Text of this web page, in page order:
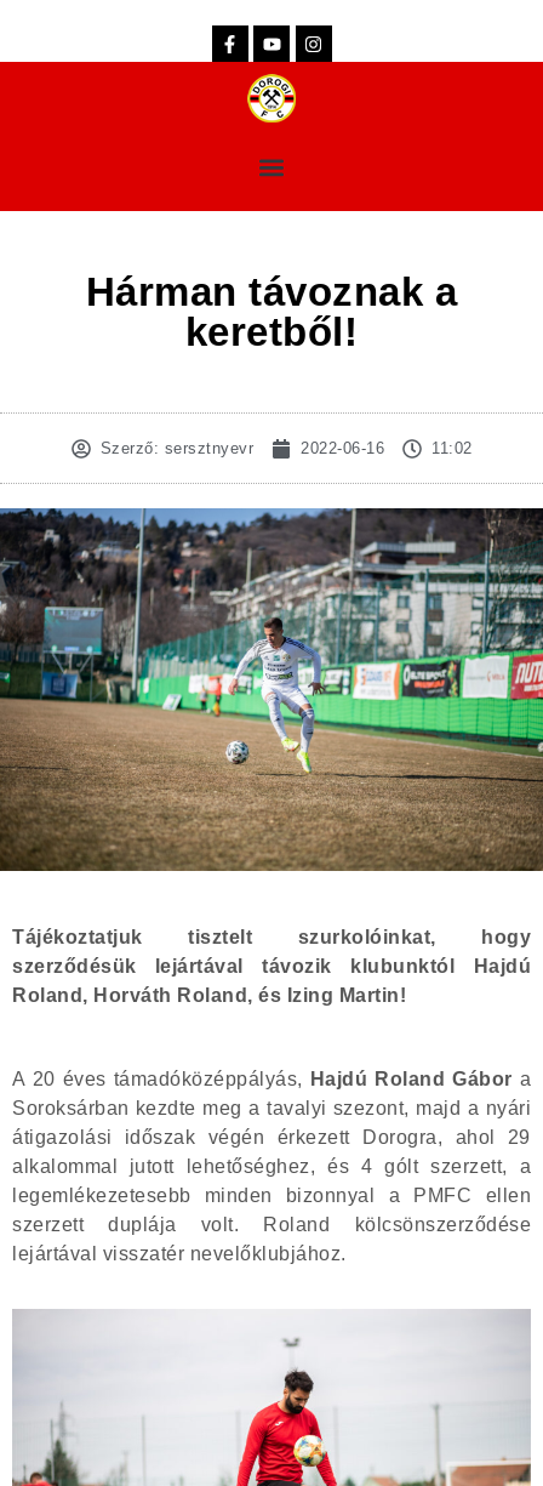
Hárman távoznak a
keretből!
Szerző: sersztnyevr 2022-06-16 11:02
Tájékoztatjuk tisztelt szurkolóinkat, hogy
szerződésük lejártával távozik klubunktól Hajdú
Roland, Horváth Roland, és Izing Martin!
A 20 éves támadóközéppályás, Hajdú Roland Gábor a
Soroksárban kezdte meg a tavalyi szezont, majd a nyári
átigazolási időszak végén érkezett Dorogra, ahol 29
alkalommal jutott lehetőséghez, és 4 gólt szerzett, a
legemlékezetesebb minden bizonnyal a PMFC ellen
szerzett duplája volt. Roland kölcsönszerződése
lejártával visszatér nevelőklubjához.